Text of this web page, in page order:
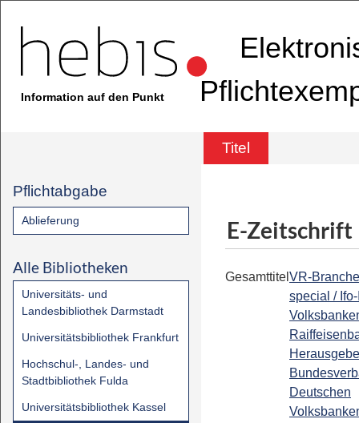
Information auf den Punkt
Titel
Pflichtabgabe
Ablieferung
Alle Bibliotheken
Universitäts- und
Landesbibliothek Darmstadt
Universitätsbibliothek Frankfurt
Hochschul-, Landes- und
Stadtbibliothek Fulda
Universitätsbibliothek Kassel
E-Zeitschrift
Gesamttitel VR-
special /
Deutschen